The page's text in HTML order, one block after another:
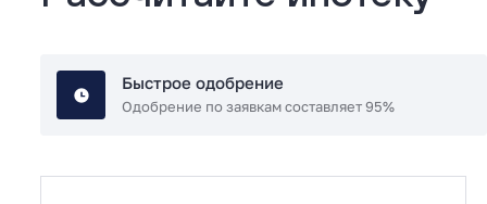
Быстрое одобрение
Одобрение по заявкам составляет 95%